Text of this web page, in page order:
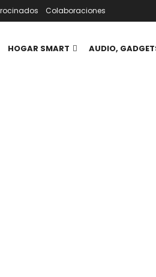
Colaboraciones
HOGAR SMART AUDIO,